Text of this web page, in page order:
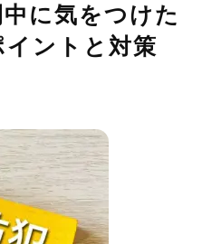
に気をつけた
ントと対策